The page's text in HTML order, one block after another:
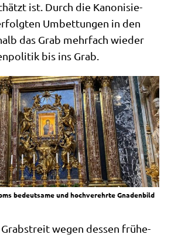
ist. Durch die Kano­ni­sie­
Umbet­tun­gen in den
das Grab mehr­fach wie­der
bis ins Grab.
bedeut­sa­me und hoch­ver­ehr­te Gna­den­bild
Grab­streit wegen des­sen frü­he­